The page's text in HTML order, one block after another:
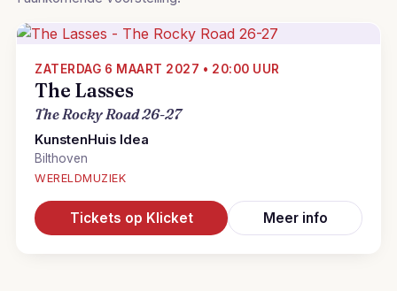
ZATERDAG 6 MAART 2027 • 20:00 UUR
The Lasses
The Rocky Road 26-27
KunstenHuis Idea
Bilthoven
WERELDMUZIEK
Tickets op Klicket Meer info